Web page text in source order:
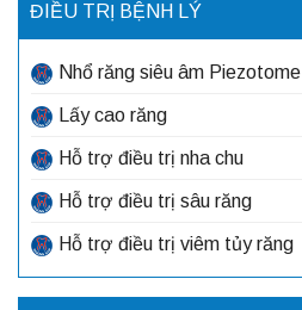
ĐIỀU TRỊ BỆNH LÝ
Nhổ răng siêu âm Piezotome
Lấy cao răng
Hỗ trợ điều trị nha chu
Hỗ trợ điều trị sâu răng
Hỗ trợ điều trị viêm tủy răng